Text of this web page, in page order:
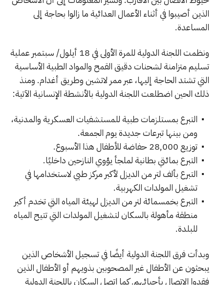
الذين أصيبوا في أثناء الأعمال العدائية ما زالوا بحاجة إلى
المساعدة.
ونظمت اللجنة الدولية للمرة الأولى في 18 أيلول/ سبتمبر عملية
تسليم متزامنة لشحنات دقيق القمح والمواد الطبية الأساسية
التي تشتد الحاجة إليها، عبر ممر لاتشين وطريق أغدام. ومنذ
ذلك الحين اضطلعت اللجنة الدولية بالأنشطة الإنسانية الآتية:
التبرع بمستلزمات طبية للمستشفيات العسكرية والمدنية،
ومن بينها تبرعات جديدة يوم الجمعة.
توزيع 28,000 حفاضة للأطفال هذا الأسبوع.
التبرع بمائتي بطانية لملجأ يؤوي النازحين داخليًا.
التبرع بألف لتر من الديزل لأكبر مركز طبي لاستخدامها في
تشغيل المولدات الكهربية.
التبرع بخمسمائة لتر من الديزل لهيئة المياه التي تخدم أكبر
منطقة مأهولة بالسكان لتشغيل المولدات التي تتيح المياه
للبلدة.
وبدأت فرق اللجنة الدولية أيضًا في تسجيل الأشخاص الذين
يبحثون عن الأطفال غير المصحوبين بذويهم أو الأطفال الذين
فقدوا الاتصال بأحبائهم. كما اتصل السكان باللجنة الدولية